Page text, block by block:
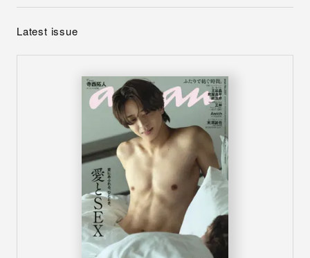
Latest issue